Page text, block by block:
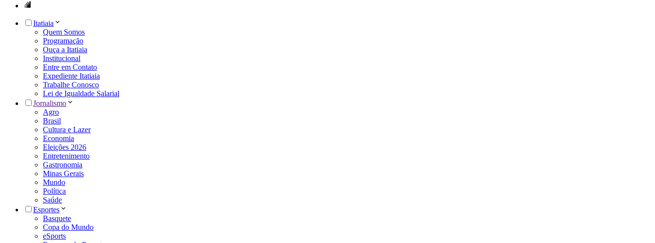
Itatiaia
Quem Somos
Programação
Ouça a Itatiaia
Institucional
Entre em Contato
Expediente Itatiaia
Trabalhe Conosco
Lei de Igualdade Salarial
Jornalismo
Agro
Brasil
Cultura e Lazer
Economia
Eleições 2026
Entretenimento
Gastronomia
Minas Gerais
Mundo
Política
Saúde
Esportes
Basquete
Copa do Mundo
eSports